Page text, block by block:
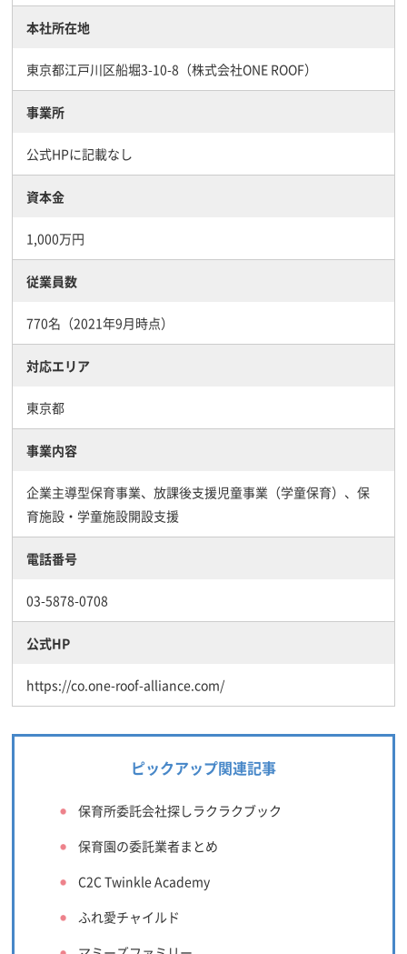
本社所在地
東京都江戸川区船堀3-10-8（株式会社ONE ROOF）
事業所
公式HPに記載なし
資本金
1,000万円
従業員数
770名（2021年9月時点）
対応エリア
東京都
事業内容
企業主導型保育事業、放課後支援児童事業（学童保育）、保
育施設・学童施設開設支援
電話番号
03-5878-0708
公式HP
https://co.one-roof-alliance.com/
ピックアップ関連記事
保育所委託会社探しラクラクブック
保育園の委託業者まとめ
C2C Twinkle Academy
ふれ愛チャイルド